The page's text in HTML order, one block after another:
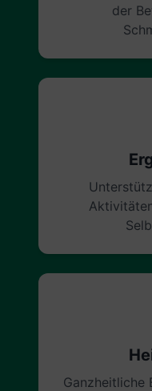
der
Ganzheitliche